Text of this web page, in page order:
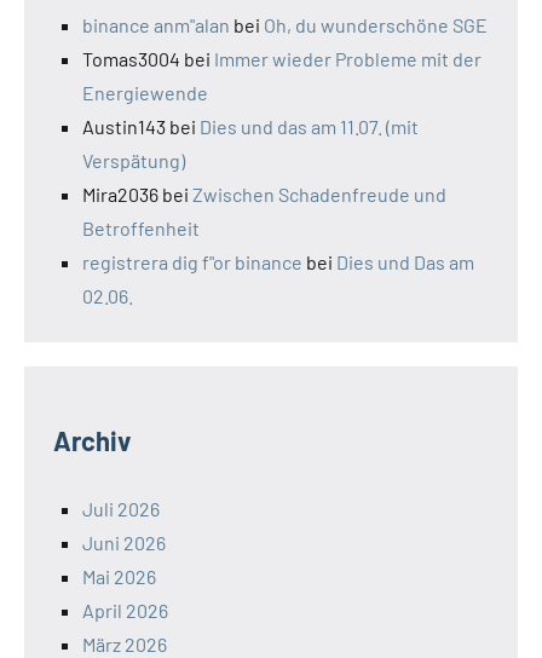
binance anm"alan bei Oh, du wunderschöne SGE
Tomas3004 bei Immer wieder Probleme mit der
Energiewende
Austin143 bei Dies und das am 11.07. (mit
Verspätung)
Mira2036 bei Zwischen Schadenfreude und
Betroffenheit
registrera dig f"or binance bei Dies und Das am
02.06.
Archiv
Juli 2026
Juni 2026
Mai 2026
April 2026
März 2026